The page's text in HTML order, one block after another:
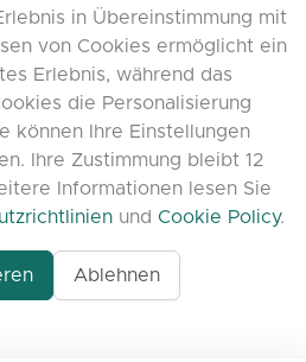
www.quora.com/
Agent-7/Maximizing-
platform | Alle Rechte
byC9 Group
in Übereinstimmung mit
von Cookies ermöglicht ein
Erlebnis, während das
die Personalisierung
können Ihre Einstellungen
Ihre Zustimmung bleibt 12
Informationen lesen Sie
und Cookie Policy.
Ablehnen